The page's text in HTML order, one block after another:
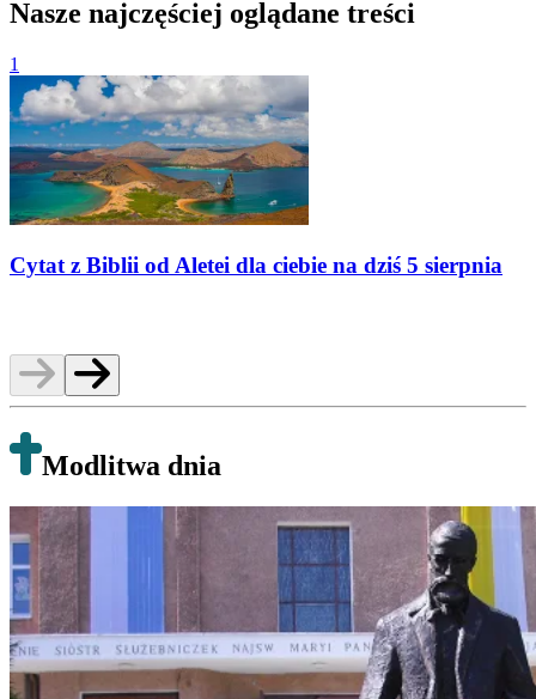
Nasze najczęściej oglądane treści
1
Cytat z Biblii od Aletei dla ciebie na dziś 5 sierpnia
Modlitwa dnia